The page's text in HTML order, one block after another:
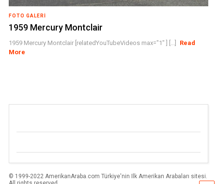
FOTO GALERI
1959 Mercury Montclair
1959 Mercury Montclair [relatedYouTubeVideos max="1" ] [...]
Read
More
© 1999-2022 AmerikanAraba.com Türkiye'nin Ilk Amerikan Arabaları sitesi.